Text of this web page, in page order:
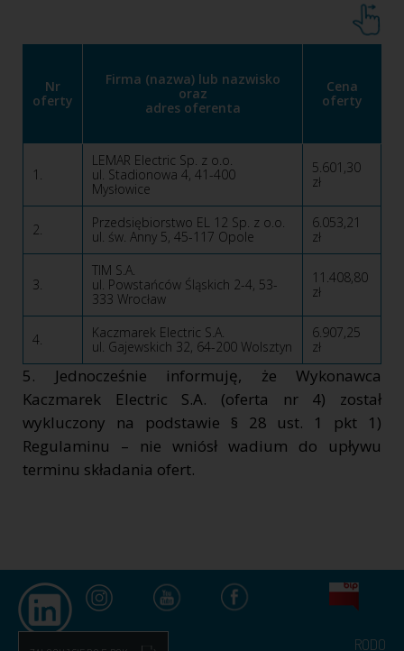
Nr
oferty
Firma (nazwa) lub nazwisko
oraz
adres oferenta
Cena
oferty
1.
LEMAR Electric Sp. z o.o.
ul. Stadionowa 4, 41-400
Mysłowice
5.601,30
zł
2.
Przedsiębiorstwo EL 12 Sp. z o.o.
ul. św. Anny 5, 45-117 Opole
6.053,21
zł
3.
TIM S.A.
ul. Powstańców Śląskich 2-4, 53-
333 Wrocław
11.408,80
zł
4.
Kaczmarek Electric S.A.
ul. Gajewskich 32, 64-200 Wolsztyn
6.907,25
zł
5. Jednocześnie informuję, że Wykonawca
Kaczmarek Electric S.A. (oferta nr 4) został
wykluczony na podstawie § 28 ust. 1 pkt 1)
Regulaminu – nie wniósł wadium do upływu
terminu składania ofert.
RODO